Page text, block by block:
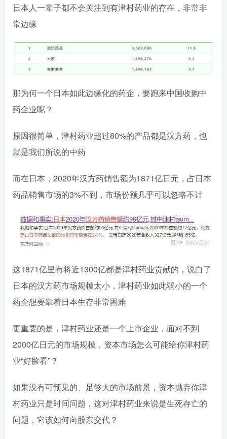
日本人一辈子都不会关注到有津村药业的存在，非常非
常边缘
那为何一个日本如此边缘化的药企，要跑来中国收购中
药企业呢？
原因很简单，津村药业超过80%的产品都是汉方药，也
就是我们所说的中药
而在日本，2020年汉方药销售额为1871亿日元，占日本
药品销售市场的3%不到，市场份额几乎可以忽略不计
这1871亿里有将近1300亿都是津村药业贡献的，说白了
日本的汉方药市场规模太小，津村药业如此弱小的一个
药企想要靠着日本生存非常困难
更重要的是，津村药业还是一个上市企业，面对不到
2000亿日元的市场规模，资本市场怎么可能给你津村药
业“好脸看”？
如果没有可预见的、足够大的市场前景，资本抛弃你津
村药业只是时间问题，这对津村药业来说是生死存亡的
问题，它该如何向股东交代？